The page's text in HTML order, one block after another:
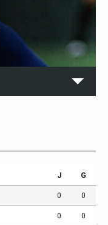
J G
0 0
0 0